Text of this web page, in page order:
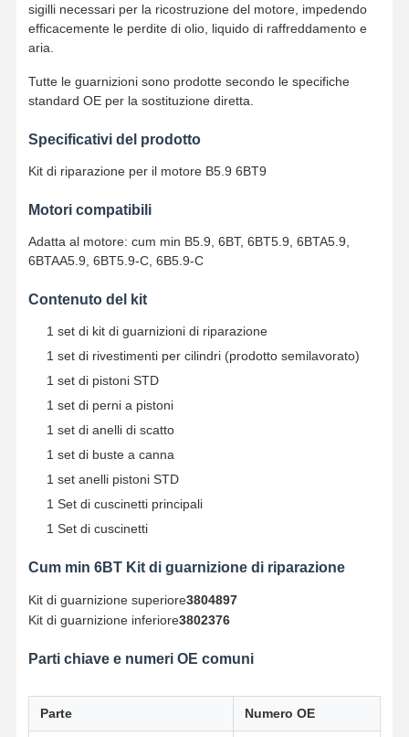
sigilli necessari per la ricostruzione del motore, impedendo
efficacemente le perdite di olio, liquido di raffreddamento e
aria.
Tutte le guarnizioni sono prodotte secondo le specifiche
standard OE per la sostituzione diretta.
Specificativi del prodotto
Kit di riparazione per il motore B5.9 6BT9
Motori compatibili
Adatta al motore: cum min B5.9, 6BT, 6BT5.9, 6BTA5.9,
6BTAA5.9, 6BT5.9-C, 6B5.9-C
Contenuto del kit
1 set di kit di guarnizioni di riparazione
1 set di rivestimenti per cilindri (prodotto semilavorato)
1 set di pistoni STD
1 set di perni a pistoni
1 set di anelli di scatto
1 set di buste a canna
1 set anelli pistoni STD
1 Set di cuscinetti principali
1 Set di cuscinetti
Cum min 6BT Kit di guarnizione di riparazione
Kit di guarnizione superiore3804897
Kit di guarnizione inferiore3802376
Parti chiave e numeri OE comuni
Parte Numero OE